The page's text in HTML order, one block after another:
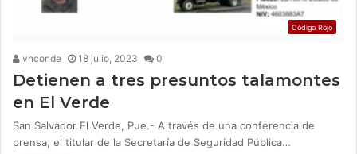
Código Rojo
vhconde 18 julio, 2023 0
Detienen a tres presuntos talamontes
en El Verde
San Salvador El Verde, Pue.- A través de una conferencia de
prensa, el titular de la Secretaría de Seguridad Pública…